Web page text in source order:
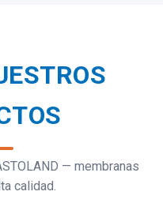
— membranas
calidad.